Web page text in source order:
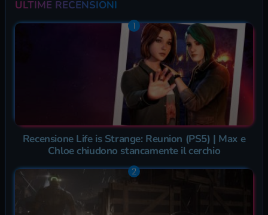
ULTIME RECENSIONI
Recensione Life is Strange: Reunion (PS5) | Max e
Chloe chiudono stancamente il cerchio